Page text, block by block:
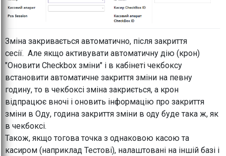
Зміна закривається автоматично, після закриття
сесії. Але якщо активувати автоматичну дію (крон)
"Оновити Checkbox зміни" і в кабінеті чекбоксу
встановити автоматичне закриття зміни на певну
годину, то в чекбоксі зміна закриється, а крон
відпрацює вночі і оновить інформацію про закриття
зміни в Оду, година закриття зміни в оду буде така ж, як
в чекбоксі.
Також, якщо тогова точка з однаковою касою та
касиром (наприклад Тестові), налаштовані на іншій базі і